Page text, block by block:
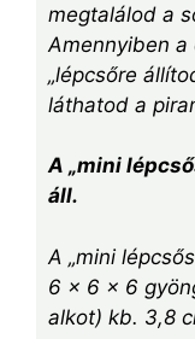
megtalálod a
Amennyiben a
„lépcsőre
láthatod a
A „mini
áll.
A „mini
6 x 6 x 6
alkot) kb. 3,8